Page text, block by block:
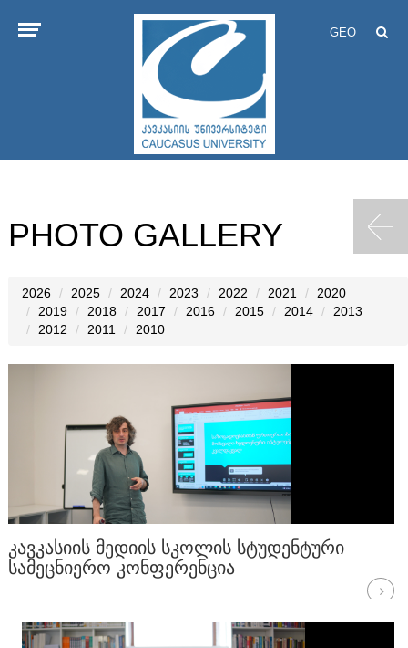
GEO
PHOTO GALLERY
2026 2025 2024 2023 2022 2021
2020
2019
2018 2017 2016 2015 2014
2013
2012
2011 2010
ᲙᲐᲕᲙᲐᲡᲘᲘᲡ ᲛᲔᲓᲘᲘᲡ ᲡᲙᲝᲚᲘᲡ ᲡᲢᲣᲓᲔᲜᲢᲣᲠᲘ
ᲡᲐᲛᲔᲪᲜᲘᲔᲠᲝ ᲙᲝᲜᲤᲔᲠᲔᲜᲪᲘᲐ